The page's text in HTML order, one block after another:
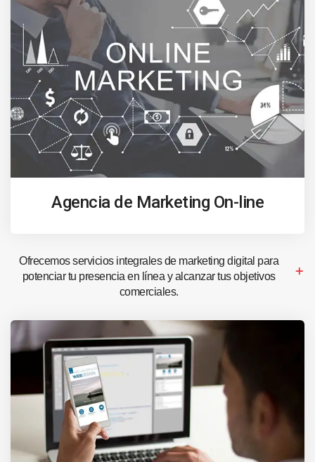
Agencia de Marketing On-line
Ofrecemos servicios integrales de marketing digital para
potenciar tu presencia en línea y alcanzar tus objetivos
comerciales.